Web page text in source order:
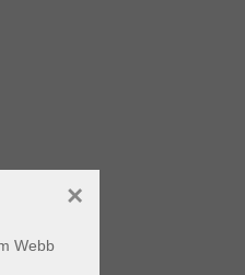
Webb
×